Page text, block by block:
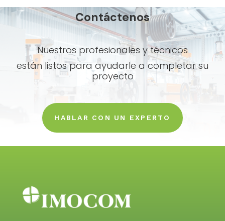
Contáctenos
Nuestros profesionales y técnicos
están listos para ayudarle a completar su
proyecto
HABLAR CON UN EXPERTO